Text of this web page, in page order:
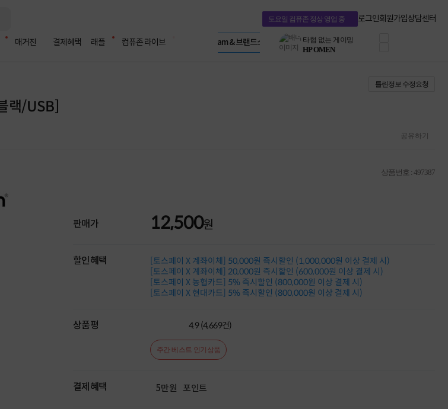
토요일 컴퓨존 정상 영업 중 로그인회원가입상담센터
매거진 결제혜택 래플 컴퓨존 라이브
LG gram & 브랜드스토어
Microsoft 브랜드스토어
Dell 구매 찬스
프로 에센셜
타협 없는 게이밍
HP OMEN
MSI 공유기
적립금 3% 페이백
시스코 스위칭허브
누적 금액 별
틀린정보 수정요청
랙/USB]
공유하기
상품번호 : 497387
판매가 12,500원
할인혜택
[토스페이 X 계좌이체] 50,000원 즉시할인 (1,000,000원 이상 결제 시)
[토스페이 X 계좌이체] 20,000원 즉시할인 (600,000원 이상 결제 시)
[토스페이 X 농협카드] 5% 즉시할인 (800,000원 이상 결제 시)
[토스페이 X 현대카드] 5% 즉시할인 (800,000원 이상 결제 시)
상품평 4.9 (4,669건)
주간 베스트 인기상품
결제혜택 5만원 포인트